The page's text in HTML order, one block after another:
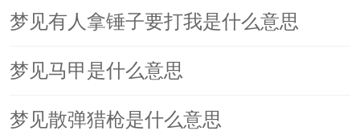
有流血，则预示着你工作中会遇到麻
烦，多有不顺，令人烦恼。
读
梦见有人拿锤子要打我是什么意思
梦见马甲是什么意思
梦见散弹猎枪是什么意思